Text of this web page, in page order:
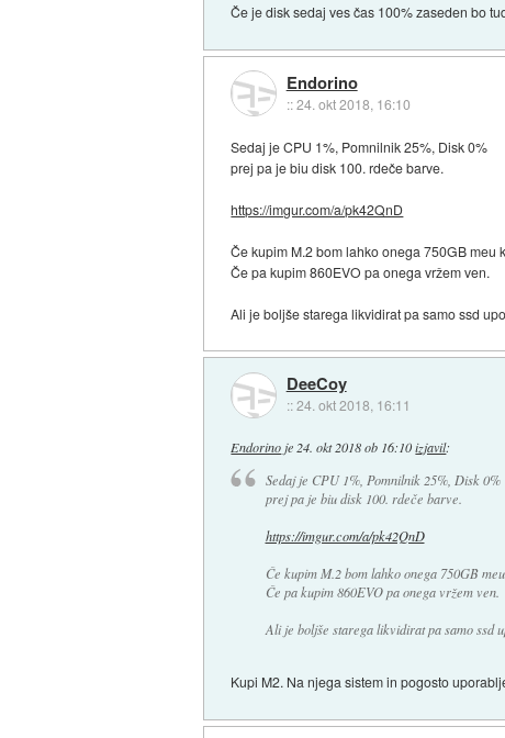
Če je disk sedaj ves čas 100% zaseden bo
Endorino
::24. okt 2018, 16:10
Sedaj je CPU 1%, Pomnilnik 25%, Disk 0%
prej pa je biu disk 100. rdeče barve.
https://imgur.com/a/pk42QnD
Če kupim M.2 bom lahko onega 750GB meu
Če pa kupim 860EVO pa onega vržem ven.
Ali je boljše starega likvidirat pa samo ssd
DeeCoy
::24. okt 2018, 16:11
Endorino je 24. okt 2018 ob 16:10 izjavil:
Sedaj je CPU 1%, Pomnilnik 25%, Disk 0%
prej pa je biu disk 100. rdeče barve.
https://imgur.com/a/pk42QnD
Če kupim M.2 bom lahko onega 750GB
Če pa kupim 860EVO pa onega vržem ven.
Ali je boljše starega likvidirat pa samo ssd
Kupi M2. Na njega sistem in pogosto